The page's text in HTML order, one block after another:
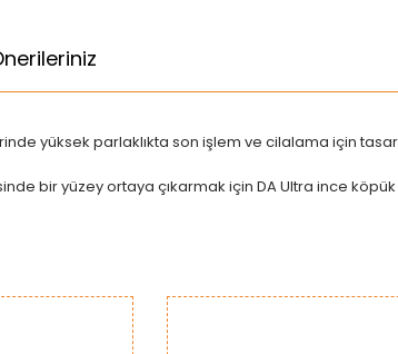
yüksek parlaklıkta son işlem ve cilalama için
bir yüzey ortaya çıkarmak için DA Ultra ince köpük
Bu ürüne ilk yorumu siz yapın!